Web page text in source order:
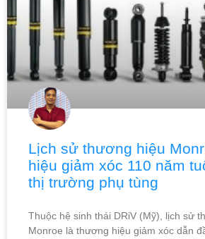
Lịch sử thương hiệu
hiệu giảm xóc 110 năm
thị trường phụ tùng
Thuộc hệ sinh thái DRiV (Mỹ), lịch sử
Monroe là thương hiệu giảm xóc dẫn